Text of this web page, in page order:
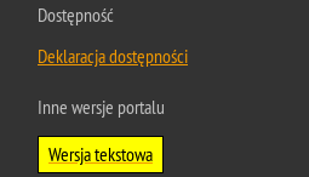
Dostępność
Deklaracja dostępności
Inne wersje portalu
Wersja tekstowa